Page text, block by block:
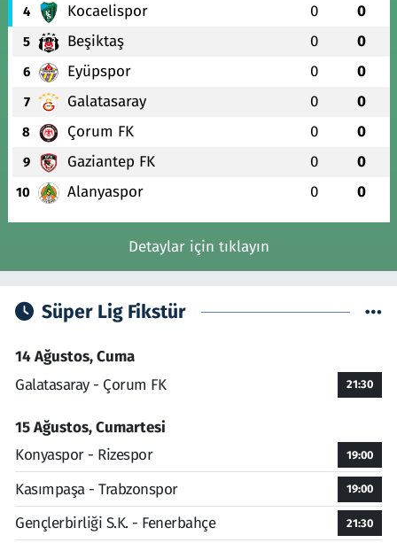
4 Kocaelispor 0 0
5 Beşiktaş 0 0
6 Eyüpspor 0 0
7 Galatasaray 0 0
8 Çorum FK 0 0
9 Gaziantep FK 0 0
10 Alanyaspor 0 0
Detaylar için tıklayın
Süper Lig Fikstür
14 Ağustos, Cuma
Galatasaray - Çorum FK
21:30
15 Ağustos, Cumartesi
Konyaspor - Rizespor
19:00
Kasımpaşa - Trabzonspor 19:00
Gençlerbirliği S.K. - Fenerbahçe 21:30